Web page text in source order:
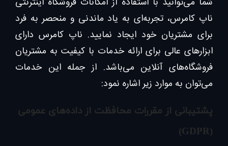
ناپ کامرس، تجربه‌ای به یاد ماندنی و منحصر به فرد
برای مشتریان خود ایجاد نمایید. ناپ کامرس دارای
ابزارهای عالی برای ارائه خدمات با کیفیت به مشتریان
فروشگاه‌های آنلاین می‌باشد. از جمله این خدمات
می‌توان به موارد زیر اشاره نمود:
پشتیبانی از مقررات محافظت از داده‌های عمومی
(GDPR)